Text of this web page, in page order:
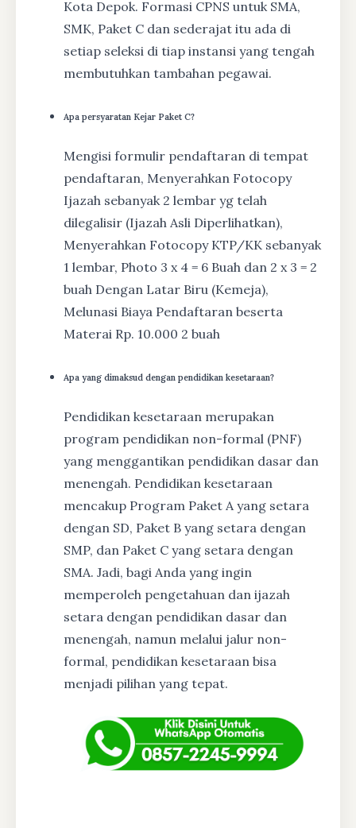
Kota Depok. Formasi CPNS untuk SMA,
SMK, Paket C dan sederajat itu ada di
setiap seleksi di tiap instansi yang tengah
membutuhkan tambahan pegawai.
Apa persyaratan Kejar Paket C?
Mengisi formulir pendaftaran di tempat
pendaftaran, Menyerahkan Fotocopy
Ijazah sebanyak 2 lembar yg telah
dilegalisir (Ijazah Asli Diperlihatkan),
Menyerahkan Fotocopy KTP/KK sebanyak
1 lembar, Photo 3 x 4 = 6 Buah dan 2 x 3 = 2
buah Dengan Latar Biru (Kemeja),
Melunasi Biaya Pendaftaran beserta
Materai Rp. 10.000 2 buah
Apa yang dimaksud dengan pendidikan kesetaraan?
Pendidikan kesetaraan merupakan
program pendidikan non-formal (PNF)
yang menggantikan pendidikan dasar dan
menengah. Pendidikan kesetaraan
mencakup Program Paket A yang setara
dengan SD, Paket B yang setara dengan
SMP, dan Paket C yang setara dengan
SMA. Jadi, bagi Anda yang ingin
memperoleh pengetahuan dan ijazah
setara dengan pendidikan dasar dan
menengah, namun melalui jalur non-
formal, pendidikan kesetaraan bisa
menjadi pilihan yang tepat.